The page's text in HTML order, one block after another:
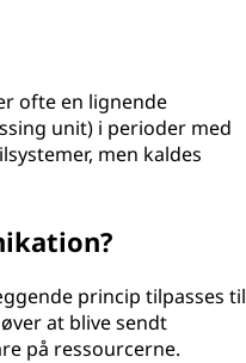
ofte en lignende
unit) i perioder med
men kaldes
princip tilpasses til
at blive sendt
på ressourcerne.